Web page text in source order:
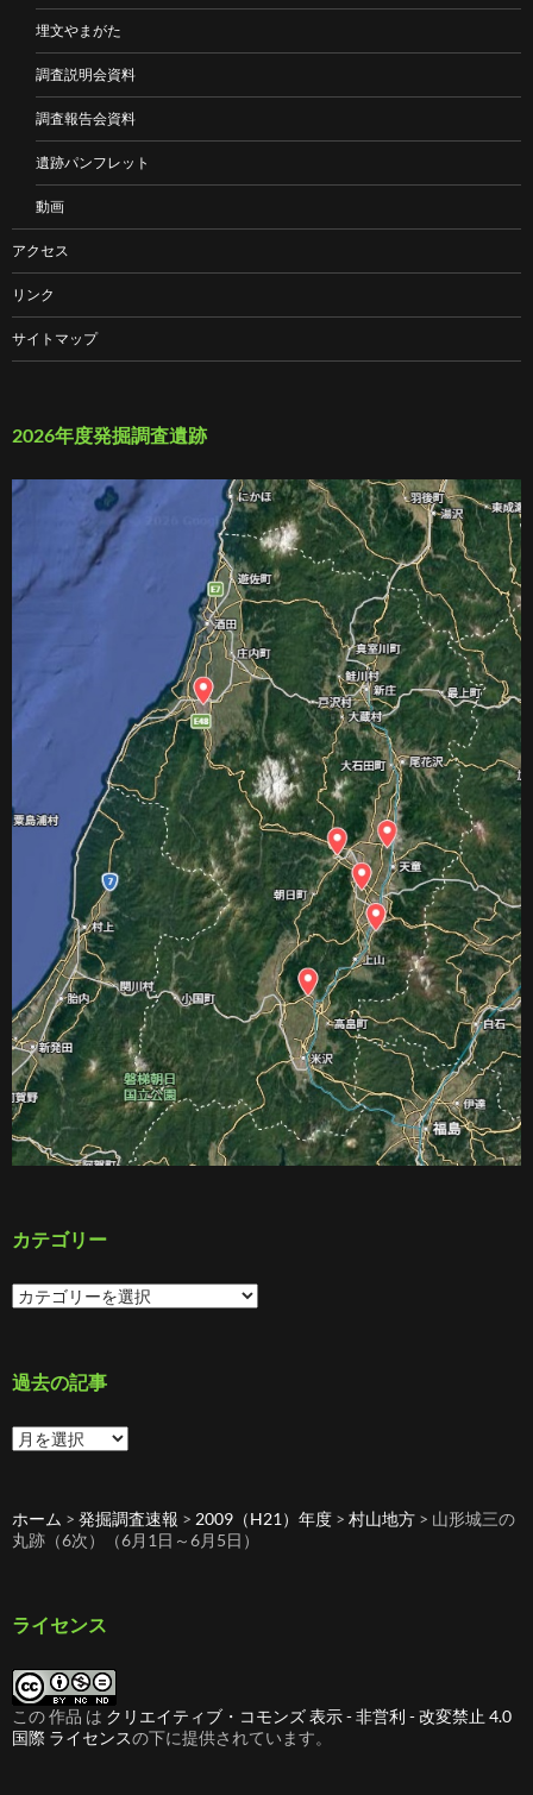
埋文やまがた
調査説明会資料
調査報告会資料
遺跡パンフレット
動画
アクセス
リンク
サイトマップ
2026年度発掘調査遺跡
カテゴリー
カ
テ
ー
過去の記事
過
去
事
ホーム > 発掘調査速報 > 2009（H21）年度 > 村山地方 > 山形城三の
丸跡（6次）（6月1日～6月5日）
ライセンス
この 作品 は クリエイティブ・コモンズ 表示 - 非営利 - 改変禁止 4.0
国際 ライセンスの下に提供されています。